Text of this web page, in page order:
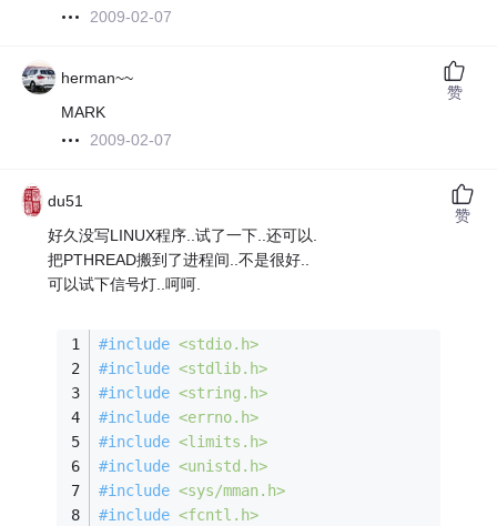
2009-02-07
herman~~
MARK
2009-02-07
赞
du51
好久没写LINUX程序..试了一下..还可以.
把PTHREAD搬到了进程间..不是很好..
可以试下信号灯..呵呵.
#include <stdio.h>
#include <stdlib.h>
#include <string.h>
#include <errno.h>
#include <limits.h>
#include <unistd.h>
#include <sys/mman.h>
#include <fcntl.h>
赞